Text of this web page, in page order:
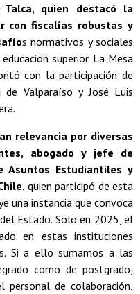
quien destacó la
con fiscalías robustas y
s normativos y sociales
superior. La Mesa
con la participación de
Valparaíso y José Luis
relevancia por diversas
abogado y jefe de
Asuntos Estudiantiles y
, quien participó de esta
una instancia que convoca
Estado. Solo en 2025, el
en estas instituciones
Si a ello sumamos a las
como de postgrado,
personal de colaboración,